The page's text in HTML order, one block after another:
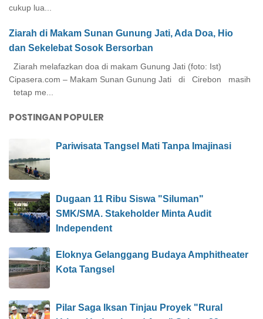
cukup lua...
Ziarah di Makam Sunan Gunung Jati, Ada Doa, Hio
dan Sekelebat Sosok Bersorban
Ziarah melafazkan doa di makam Gunung Jati (foto: Ist)
Cipasera.com – Makam Sunan Gunung Jati di Cirebon masih
tetap me...
POSTINGAN POPULER
Pariwisata Tangsel Mati Tanpa Imajinasi
Dugaan 11 Ribu Siswa "Siluman"
SMK/SMA. Stakeholder Minta Audit
Independent
Eloknya Gelanggang Budaya Amphitheater
Kota Tangsel
Pilar Saga Iksan Tinjau Proyek "Rural